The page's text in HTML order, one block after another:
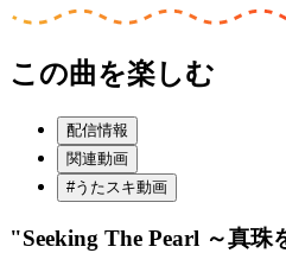
この曲を楽しむ
配信情報
関連動画
#うたスキ動画
"Seeking The Pearl ～真珠